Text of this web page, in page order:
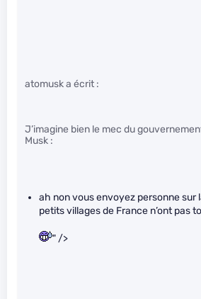
atomusk a écrit :
J’imagine bien le mec du
Musk :
ah non vous envoyez personne sur
petits villages de France n’ont pas
" />